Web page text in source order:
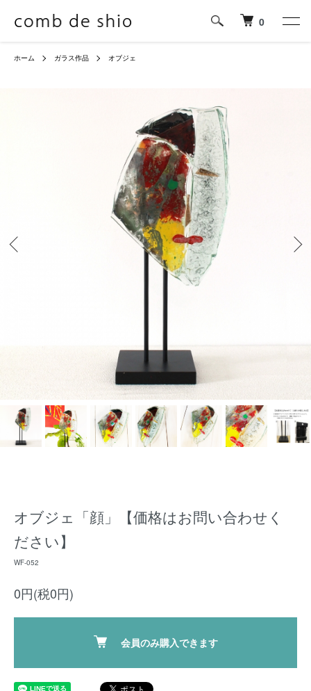
0
ホーム ガラス作品 オブジェ
オブジェ「顔」【価格はお問い合わせく
ださい】
WF-052
0円(税0円)
会員のみ購入できます